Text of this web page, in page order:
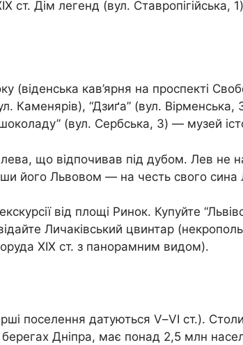
ст. Дім легенд (вул. Ставропігійська,
кав’ярня на проспекті
Каменярів), “Дзиґа” (вул.
(вул. Сербська, 3) — музей
що відпочивав під дубом. Лев не
його Львовом — на честь свого сина
від площі Ринок. Купуйте
Личаківський цвинтар
XIX ст. з панорамним видом).
поселення датуються V–VI ст.).
берегах Дніпра, має понад 2,5 млн